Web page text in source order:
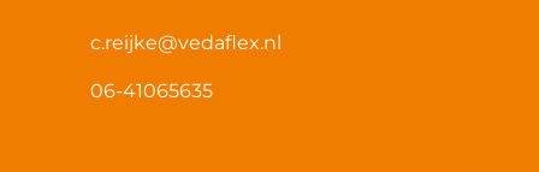
c.reijke@vedaflex.nl
06-41065635